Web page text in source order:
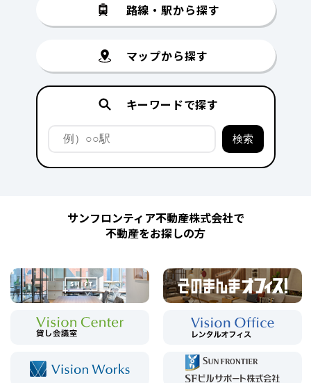
路線・駅から探す
マップから探す
キーワードで探す
サンフロンティア不動産株式会社で
不動産をお探しの方